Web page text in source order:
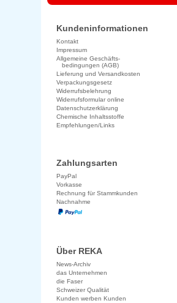
Kundeninformationen
Kontakt
Impressum
Allgemeine Geschäfts-
bedingungen (AGB)
Lieferung und Versandkosten
Verpackungsgesetz
Widerrufsbelehrung
Widerrufsformular online
Datenschutzerklärung
Chemische Inhaltsstoffe
Empfehlungen/Links
Zahlungsarten
PayPal
Vorkasse
Rechnung für Stammkunden
Nachnahme
Über REKA
News-Archiv
das Unternehmen
die Faser
Schweizer Qualität
Kunden werben Kunden